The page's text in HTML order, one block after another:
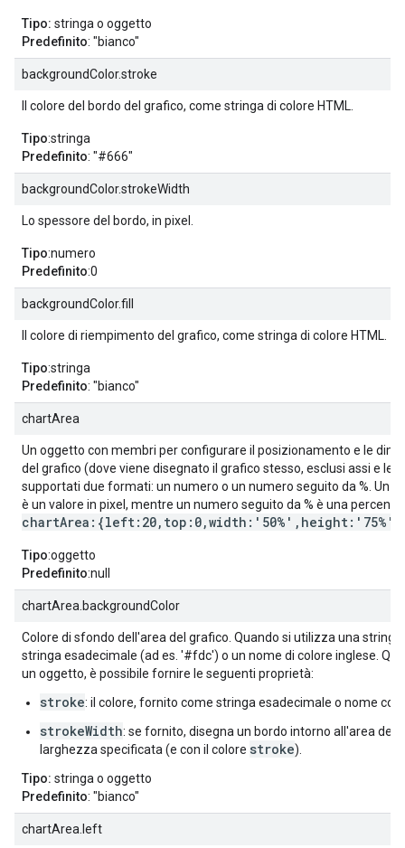
Tipo: stringa o oggetto
Predefinito: "bianco"
backgroundColor.stroke
Il colore del bordo del grafico, come stringa di colore HTML.
Tipo:stringa
Predefinito: "#666"
backgroundColor.strokeWidth
Lo spessore del bordo, in pixel.
Tipo:numero
Predefinito:0
backgroundColor.fill
Il colore di riempimento del grafico, come stringa di colore HTML.
Tipo:stringa
Predefinito: "bianco"
chartArea
Un oggetto con membri per configurare il posizionamento e le
del grafico (dove viene disegnato il grafico stesso, esclusi assi e
supportati due formati: un numero o un numero seguito da %. Un
è un valore in pixel, mentre un numero seguito da % è una
chartArea:{left:20,top:0,width:'50%',height:'75%'}
Tipo:oggetto
Predefinito:null
chartArea.backgroundColor
Colore di sfondo dell'area del grafico. Quando si utilizza una
stringa esadecimale (ad es. '#fdc') o un nome di colore inglese.
un oggetto, è possibile fornire le seguenti proprietà:
stroke: il colore, fornito come stringa esadecimale o nome
strokeWidth: se fornito, disegna un bordo intorno all'area del
larghezza specificata (e con il colore stroke).
Tipo: stringa o oggetto
Predefinito: "bianco"
chartArea.left